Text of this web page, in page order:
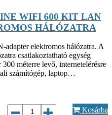
WIFI 600 KIT LAN
HÁLÓZATRA
elektromos hálózatra. A
csatlakoztatható egység
méterre levő, internetelérésre
számítógép, laptop…
Kosárba